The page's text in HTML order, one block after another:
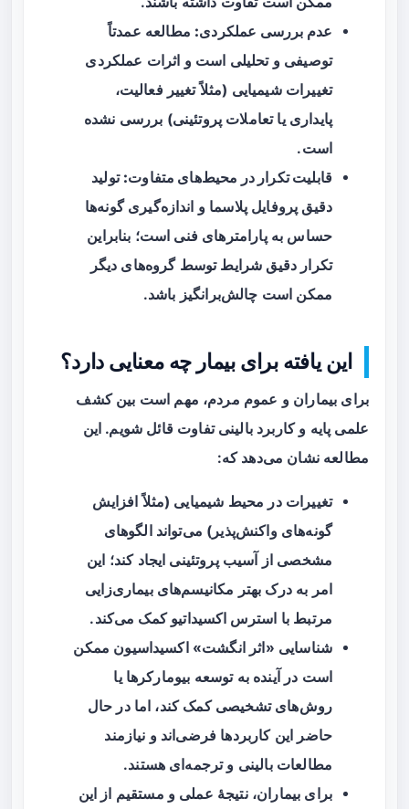
عدم بررسی عملکردی: مطالعه عمدتاً
توصیفی و تحلیلی است و اثرات عملکردی
تغییرات شیمیایی (مثلاً تغییر فعالیت،
پایداری یا تعاملات پروتئینی) بررسی نشده
است.
قابلیت تکرار در محیط‌های متفاوت: تولید
دقیق پروفایل پلاسما و اندازه‌گیری گونه‌ها
حساس به پارامترهای فنی است؛ بنابراین
تکرار دقیق شرایط توسط گروه‌های دیگر
ممکن است چالش‌برانگیز باشد.
این یافته برای بیمار چه معنایی دارد؟
برای بیماران و عموم مردم، مهم است بین کشف
علمی پایه و کاربرد بالینی تفاوت قائل شویم. این
مطالعه نشان می‌دهد که:
تغییرات در محیط شیمیایی (مثلاً افزایش
گونه‌های واکنش‌پذیر) می‌تواند الگوهای
مشخصی از آسیب پروتئینی ایجاد کند؛ این
امر به درک بهتر مکانیسم‌های بیماری‌زایی
مرتبط با استرس اکسیداتیو کمک می‌کند.
شناسایی «اثر انگشت» اکسیداسیون ممکن
است در آینده به توسعه بیومارکرها یا
روش‌های تشخیصی کمک کند، اما در حال
حاضر این کاربردها فرضی‌اند و نیازمند
مطالعات بالینی و ترجمه‌ای هستند.
برای بیماران، نتیجهٔ عملی و مستقیم از این